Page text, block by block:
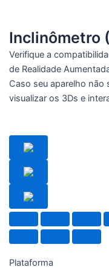
Inclinômetro
Verifique a
de Realidade
Caso seu aparelho não
visualizar os 3Ds e
Plataforma